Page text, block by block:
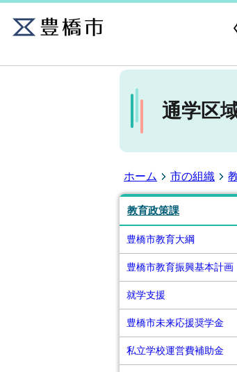
通学区
ホーム 市の組織
教育政策課
豊橋市教育大綱
豊橋市教育振興基本計画
就学支援
豊橋市未来応援奨学金
私立学校運営費補助金